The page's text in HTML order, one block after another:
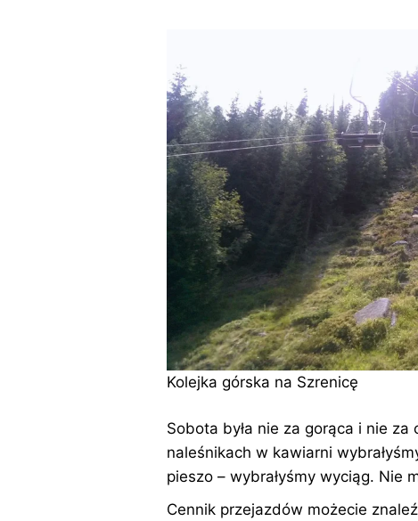
Kolejka górska na Szrenicę
Sobota była nie za gorąca i nie za
naleśnikach w kawiarni
pieszo – wybrałyśmy wyciąg. Nie
Cennik przejazdów możecie